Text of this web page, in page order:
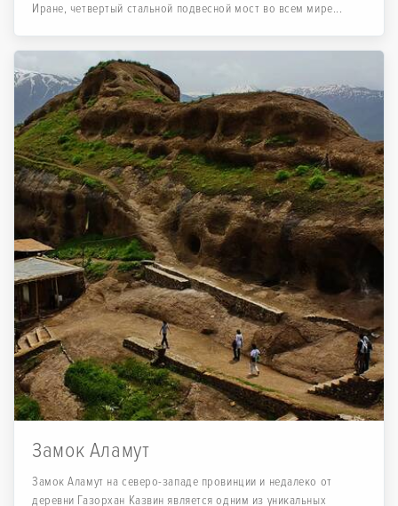
Иране, четвертый стальной подвесной мост во всем мире...
Замок Аламут
Замок Аламут на северо-западе провинции и недалеко от
деревни Газорхан Казвин является одним из уникальных